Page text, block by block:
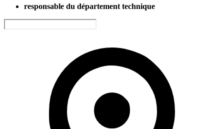
responsable du département technique